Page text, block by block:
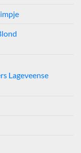
Lageveense